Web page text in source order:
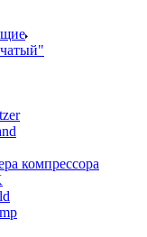
компрессора